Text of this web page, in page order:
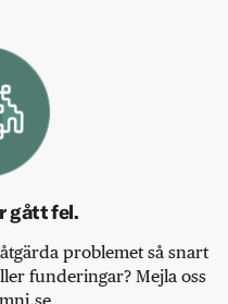
gått fel.
problemet så snart
funderingar? Mejla oss